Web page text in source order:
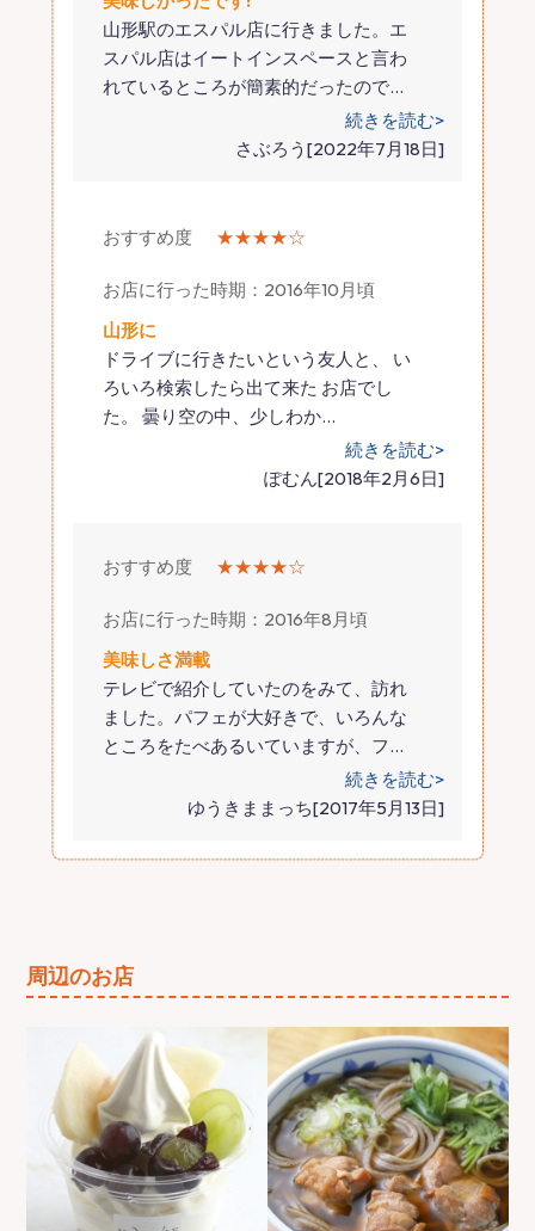
山形駅のエスパル店に行きました。エ
スパル店はイートインスペースと言わ
れているところが簡素的だったので…
続きを読む>
さぶろう[2022年7月18日]
おすすめ度 ★★★★☆
お店に行った時期：2016年10月頃
山形に
ドライブに行きたいという友人と、 い
ろいろ検索したら出て来た お店でし
た。 曇り空の中、少しわか…
続きを読む>
ぽむん[2018年2月6日]
おすすめ度 ★★★★☆
お店に行った時期：2016年8月頃
美味しさ満載
テレビで紹介していたのをみて、訪れ
ました。パフェが大好きで、いろんな
ところをたべあるいていますが、フ…
続きを読む>
ゆうきままっち[2017年5月13日]
周辺のお店